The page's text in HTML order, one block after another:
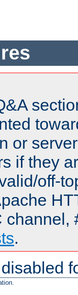
or
if they
off-
channel,
.